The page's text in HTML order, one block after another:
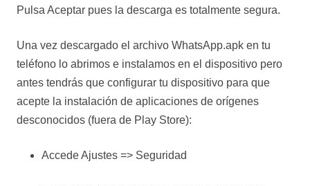
Pulsa Aceptar pues la descarga es totalmente segura.
Una vez descargado el archivo WhatsApp.apk en tu
teléfono lo abrimos e instalamos en el dispositivo pero
antes tendrás que configurar tu dispositivo para que
acepte la instalación de aplicaciones de orígenes
desconocidos (fuera de Play Store):
Accede Ajustes => Seguridad